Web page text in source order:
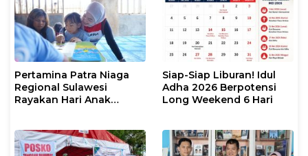
Pertamina Patra Niaga
Regional Sulawesi
Rayakan Hari Anak
Tumbuh Generasi
Penjaga Pesisir
Siap-Siap Liburan! Idul
Adha 2026 Berpotensi
Long Weekend 6 Hari